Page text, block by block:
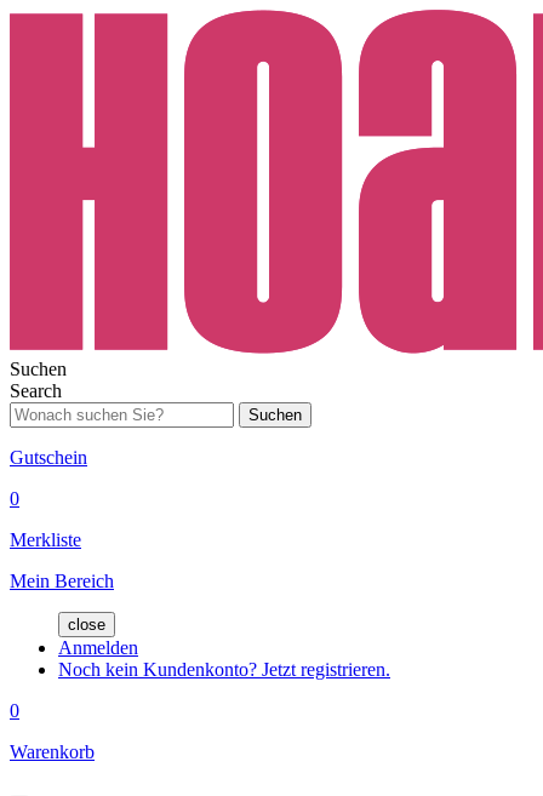
Suchen
Search
Suchen
Gutschein
0
Merkliste
Mein Bereich
close
Anmelden
Noch kein Kundenkonto? Jetzt registrieren.
0
Warenkorb